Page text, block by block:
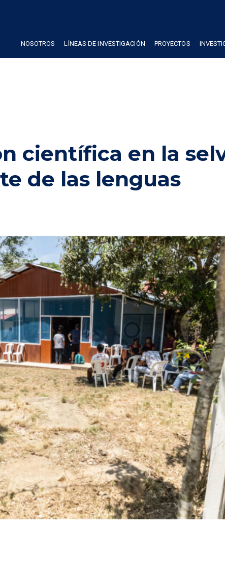
NOSOTROS LÍNEAS DE INVESTIGACIÓN PROYECTOS
científica en la
de las lenguas